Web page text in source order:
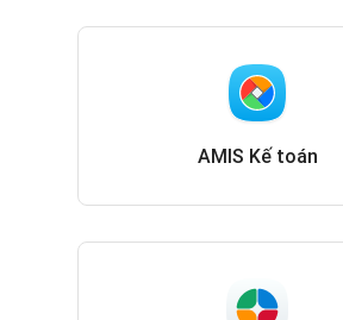
AMIS Kế toán